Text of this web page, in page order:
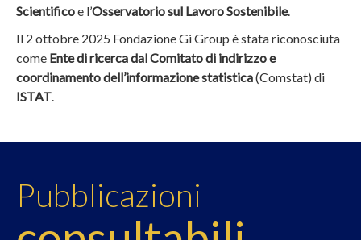
Scientificoe l’Osservatorio sul Lavoro Sostenibile.
Il 2 ottobre 2025 Fondazione Gi Group è stata riconosciuta
come Ente di ricerca dal Comitato di indirizzo e
coordinamento dell’informazione statistica(Comstat) di
ISTAT.
Pubblicazioni